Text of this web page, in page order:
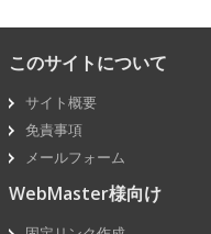
このサイトについて
サイト概要
免責事項
メールフォーム
WebMaster様向け